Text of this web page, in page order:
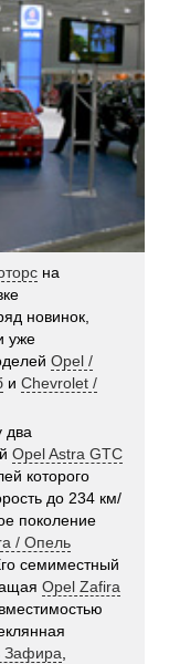
на
новинок,
уже
Opel /
иChevrolet /
два
Opel Astra GTC
которого
до 234 км/
поколение
/ Опель
семиместный
Opel Zafira
Зафира